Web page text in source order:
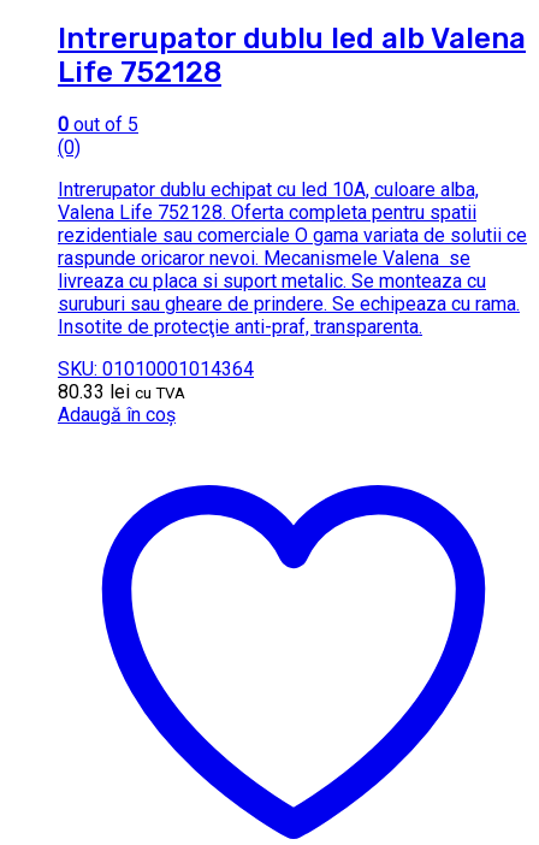
Intrerupator dublu led alb Valena
Life 752128
0 out of 5
(0)
Intrerupator dublu echipat cu led 10A, culoare alba,
Valena Life 752128. Oferta completa pentru spatii
rezidentiale sau comerciale O gama variata de solutii ce
raspunde oricaror nevoi. Mecanismele Valena se
livreaza cu placa si suport metalic. Se monteaza cu
suruburi sau gheare de prindere. Se echipeaza cu rama.
Insotite de protecţie anti-praf, transparenta.
SKU: 01010001014364
80.33 lei cu TVA
Adaugă în coș